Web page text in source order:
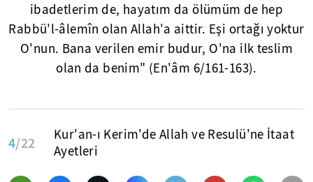
ibadetlerim de, hayatım da ölümüm de hep
Rabbü'l-âlemîn olan Allah'a aittir. Eşi ortağı yoktur
O'nun. Bana verilen emir budur, O'na ilk teslim
olan da benim" (En'âm 6/161-163).
4/22
Kur'an-ı Kerim'de Allah ve Resulü'ne İtaat
Ayetleri